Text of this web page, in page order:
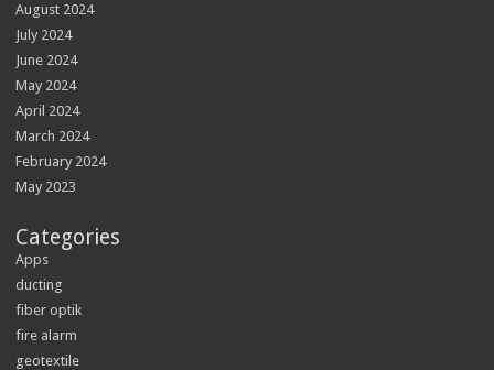
August 2024
July 2024
June 2024
May 2024
April 2024
March 2024
February 2024
May 2023
Categories
Apps
ducting
fiber optik
fire alarm
geotextile